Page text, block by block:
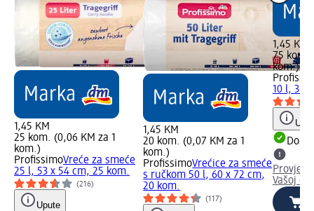
1,45 KM
25 kom. (0,06 KM za 1
kom.)
ProfissimoVreće za smeće
25 l, 53 x 54 cm, 25 kom.
(216)
Upute
1,45 KM
20 kom. (0,07 KM za 1
kom.)
ProfissimoVrećice za smeće
s ručkom 50 l, 60 x 72 cm,
20 kom.
(117)
1,45 KM
75 kom.
kom.)
10 l, 36
Vašoj